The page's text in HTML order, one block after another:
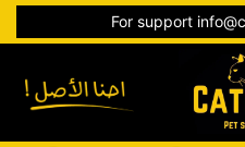
For support